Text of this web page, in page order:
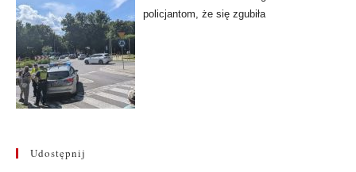
policjantom, że się zgubiła
Udostępnij